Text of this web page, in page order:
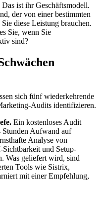
ist ihr Geschäftsmodell.
der von einer bestimmten
diese Leistung brauchen.
Sie, wenn Sie
sind?
sich fünf wiederkehrende
Audits identifizieren.
Ein kostenloses Audit
Stunden Aufwand auf
Analyse von
und Setup-
Was geliefert wird, sind
Tools wie Sistrix,
mit einer Empfehlung,